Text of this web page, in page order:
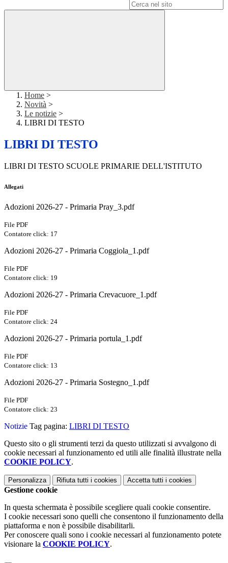
Home >
Novità >
Le notizie >
LIBRI DI TESTO
LIBRI DI TESTO
LIBRI DI TESTO SCUOLE PRIMARIE DELL'ISTITUTO
Allegati
Adozioni 2026-27 - Primaria Pray_3.pdf
File PDF
Contatore click: 17
Adozioni 2026-27 - Primaria Coggiola_1.pdf
File PDF
Contatore click: 19
Adozioni 2026-27 - Primaria Crevacuore_1.pdf
File PDF
Contatore click: 24
Adozioni 2026-27 - Primaria portula_1.pdf
File PDF
Contatore click: 13
Adozioni 2026-27 - Primaria Sostegno_1.pdf
File PDF
Contatore click: 23
Notizie Tag pagina: LIBRI DI TESTO
Questo sito o gli strumenti terzi da questo utilizzati si avvalgono di
cookie necessari al funzionamento ed utili alle finalità illustrate nella
COOKIE POLICY.
Personalizza Rifiuta tutti i cookies Accetta tutti i cookies
Gestione cookie
In questa schermata è possibile scegliere quali cookie consentire.
I cookie necessari sono quelli che consentono il funzionamento della
piattaforma e non è possibile disabilitarli.
Per conoscere quali sono i cookie necessari al funzionamento potete
visionare la COOKIE POLICY.